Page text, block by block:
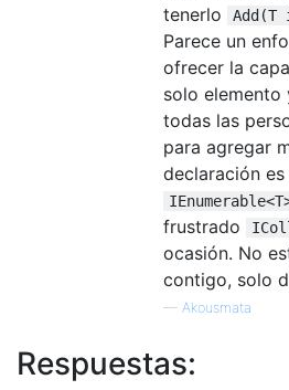
tenerlo
Add(T
Parece un
ofrecer la
solo elemento
todas las
para agregar
declaración
frustrado
ocasión. No
contigo, solo
— Akousmata
Respuestas: